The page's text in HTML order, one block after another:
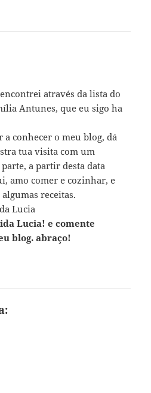
através da lista do
Antunes, que eu sigo ha
a conhecer o meu blog, dá
tua visita com um
a partir desta data
amo comer e cozinhar, e
receitas.
Lucia
Lucia! e comente
blog. abraço!